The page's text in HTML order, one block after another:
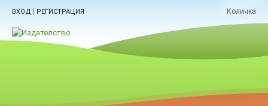
ВХОД | РЕГИСТРАЦИЯ Количка